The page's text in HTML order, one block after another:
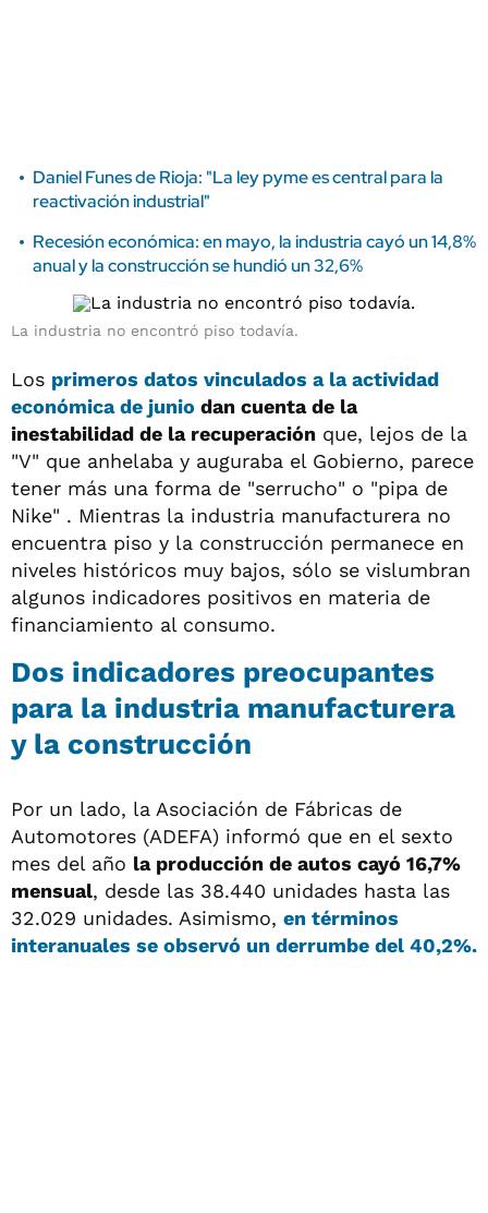
Daniel Funes de Rioja: "La ley pyme es central para la
reactivación industrial"
Recesión económica: en mayo, la industria cayó un 14,8%
anual y la construcción se hundió un 32,6%
La industria no encontró piso todavía.
Los primeros datos vinculados a la actividad
económica de junio dan cuenta de la
inestabilidad de la recuperación que, lejos de la
"V" que anhelaba y auguraba el Gobierno, parece
tener más una forma de "serrucho" o "pipa de
Nike" . Mientras la industria manufacturera no
encuentra piso y la construcción permanece en
niveles históricos muy bajos, sólo se vislumbran
algunos indicadores positivos en materia de
financiamiento al consumo.
Dos indicadores preocupantes
para la industria manufacturera
y la construcción
Por un lado, la Asociación de Fábricas de
Automotores (ADEFA) informó que en el sexto
mes del año la producción de autos cayó 16,7%
mensual, desde las 38.440 unidades hasta las
32.029 unidades. Asimismo, en términos
interanuales se observó un derrumbe del 40,2%.